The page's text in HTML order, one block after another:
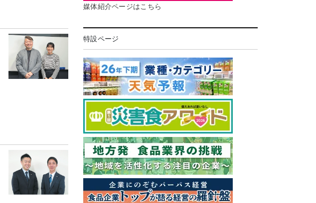
媒体紹介ページはこちら
特設ページ